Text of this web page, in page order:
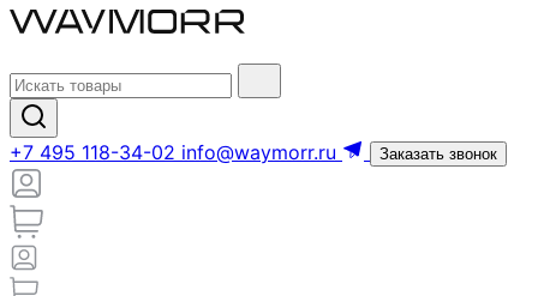
+7 495 118-34-02 info@waymorr.ru Заказать звонок